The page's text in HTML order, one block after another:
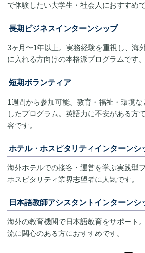
で体験したい大学生・社会人におすすめで
長期ビジネスインターンシップ
3ヶ月〜1年以上。実務経験を重視し、海
に入れる方向けの本格派プログラムです。
短期ボランティア
1週間から参加可能。教育・福祉・環境な
したプログラム。英語力に不安がある方
容です。
ホテル・ホスピタリティインターンシ
海外ホテルでの接客・運営を学ぶ実践型
ホスピタリティ業界志望者に人気です。
日本語教師アシスタントインターンシ
海外の教育機関で日本語教育をサポート
流に関心のある方におすすめです。